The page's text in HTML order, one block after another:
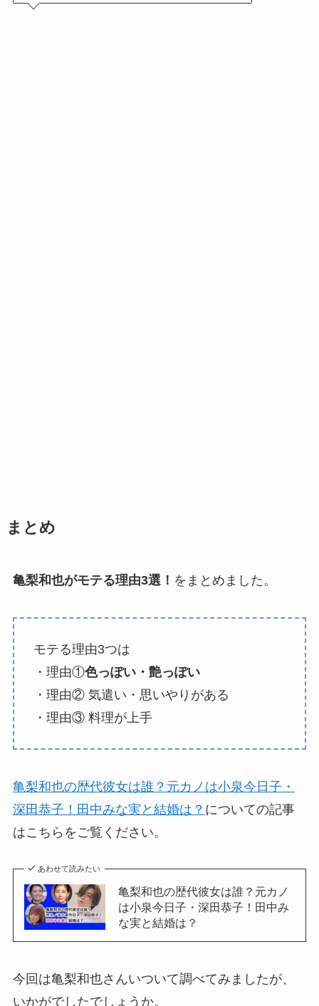
まとめ
亀梨和也がモテる理由3選！ をまとめました。
モテる理由3つは
・理由①色っぽい・艶っぽい
・理由② 気遣い・思いやりがある
・理由③ 料理が上手
亀梨和也の歴代彼女は誰？元カノは小泉今日子・
深田恭子！田中みな実と結婚は？ についての記事
はこちらをご覧ください。
あわせて読みたい
亀梨和也の歴代彼女は誰？元カノ
は小泉今日子・深田恭子！田中み
な実と結婚は？
今回は亀梨和也さんいついて調べてみましたが、
いかがでしたでしょうか。